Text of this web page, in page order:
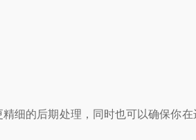
细的后期处理，同时也可以确保你在